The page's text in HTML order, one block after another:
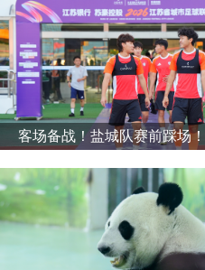
客场备战！盐城队赛前踩场！